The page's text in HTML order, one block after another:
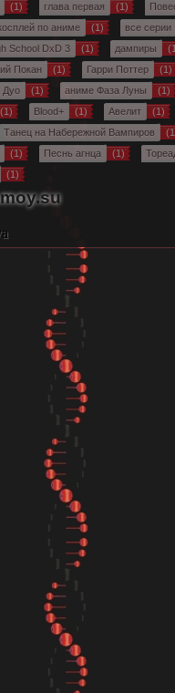
(1) глава первая (1)
по аниме (1)
все серии
School DxD 3 (1) дампиры
Покан (1) Гарри Поттер
(1)
Дуо (1) аниме Фаза Луны
(1)
(1) Blood+ (1) Авелит
(1)
Танец на Набережной Вампиров
(1) Песнь агнца (1)
(1)